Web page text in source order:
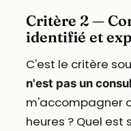
Critère 2 —
identifié et
C'est le critère
n'est pas un
m'accompagner
heures ? Quel est